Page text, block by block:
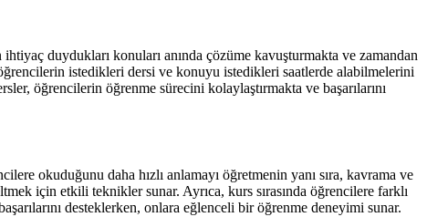
duydukları konuları anında çözüme kavuşturmakta ve zamandan
istedikleri dersi ve konuyu istedikleri saatlerde alabilmelerini
öğrencilerin öğrenme sürecini kolaylaştırmakta ve başarılarını
okuduğunu daha hızlı anlamayı öğretmenin yanı sıra, kavrama ve
için etkili teknikler sunar. Ayrıca, kurs sırasında öğrencilere farklı
desteklerken, onlara eğlenceli bir öğrenme deneyimi sunar.